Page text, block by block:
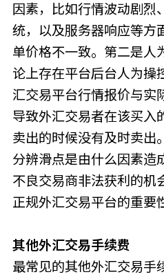
因素，比如行情波动剧烈
统，以及服务器响应等方
单价格不一致。第二是人
论上存在平台后台人为操
汇交易平台行情报价与实
导致外汇交易者在该买入
卖出的时候没有及时卖出
分辨滑点是由什么因素造
不良交易商非法获利的机
正规外汇交易平台的重要
其他外汇交易手续费
最常见的其他外汇交易手